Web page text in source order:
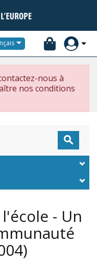

nous à
nos conditions

- Un